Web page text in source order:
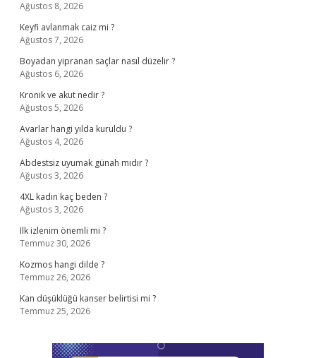
Ağustos 8, 2026
Keyfi avlanmak caiz mi ?
Ağustos 7, 2026
Boyadan yipranan saçlar nasıl düzelir ?
Ağustos 6, 2026
Kronik ve akut nedir ?
Ağustos 5, 2026
Avarlar hangi yılda kuruldu ?
Ağustos 4, 2026
Abdestsiz uyumak günah mıdır ?
Ağustos 3, 2026
4XL kadın kaç beden ?
Ağustos 3, 2026
Ilk izlenim önemli mi ?
Temmuz 30, 2026
Kozmos hangi dilde ?
Temmuz 26, 2026
Kan düşüklüğü kanser belirtisi mi ?
Temmuz 25, 2026